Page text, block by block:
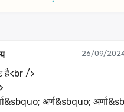
26/09/
है<br />
अर्ण&sbquo;